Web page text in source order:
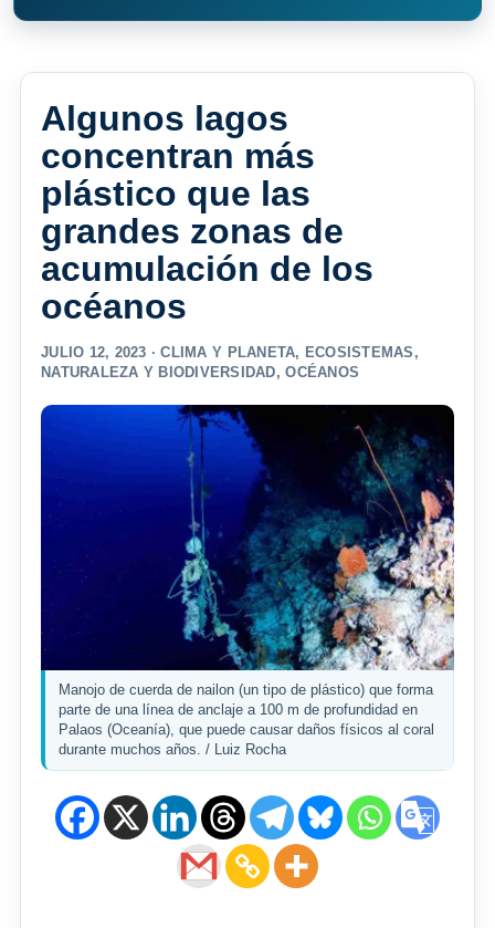
Algunos lagos
concentran más
plástico que las
grandes zonas de
acumulación de los
océanos
JULIO 12, 2023 ·CLIMA Y PLANETA, ECOSISTEMAS ,
NATURALEZA Y BIODIVERSIDAD,OCÉANOS
Manojo de cuerda de nailon (un tipo de plástico) que forma
parte de una línea de anclaje a 100 m de profundidad en
Palaos (Oceanía), que puede causar daños físicos al coral
durante muchos años. / Luiz Rocha